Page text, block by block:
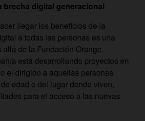
brecha digital generacional
llegar los beneficios de la
a todas las personas es una
allá de la Fundación Orange.
está desarrollando proyectos en
el dirigido a aquellas personas
edad o del lugar donde viven,
para el acceso a las nuevas